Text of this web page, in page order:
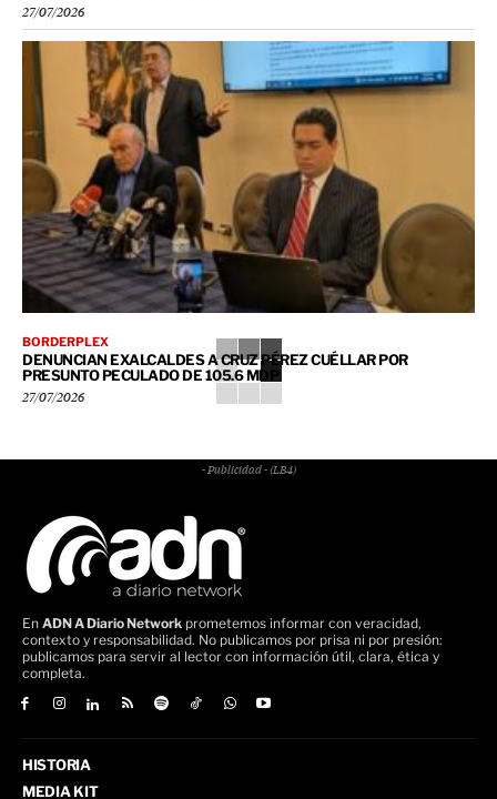
27/07/2026
BORDERPLEX
DENUNCIAN EXALCALDES A CRUZ PÉREZ CUÉLLAR POR
PRESUNTO PECULADO DE 105.6 MDP
27/07/2026
- Publicidad - (LB4)
En ADN A Diario Network prometemos informar con veracidad,
contexto y responsabilidad. No publicamos por prisa ni por presión:
publicamos para servir al lector con información útil, clara, ética y
completa.
HISTORIA
MEDIA KIT